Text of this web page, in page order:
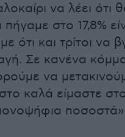
να λέει ότι
στο 17,8%
ότι και τρίτοι να
Σε κανένα
να
καλά είμαστε